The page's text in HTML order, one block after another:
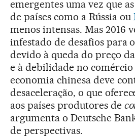
emergentes uma vez que
de países como a Rússia ou
menos intensas. Mas 2016
infestado de desafios para
devido à queda do preço
e à debilidade no
economia chinesa deve
desaceleração, o que
aos países produtores de
argumenta o Deutsche
de perspectivas.